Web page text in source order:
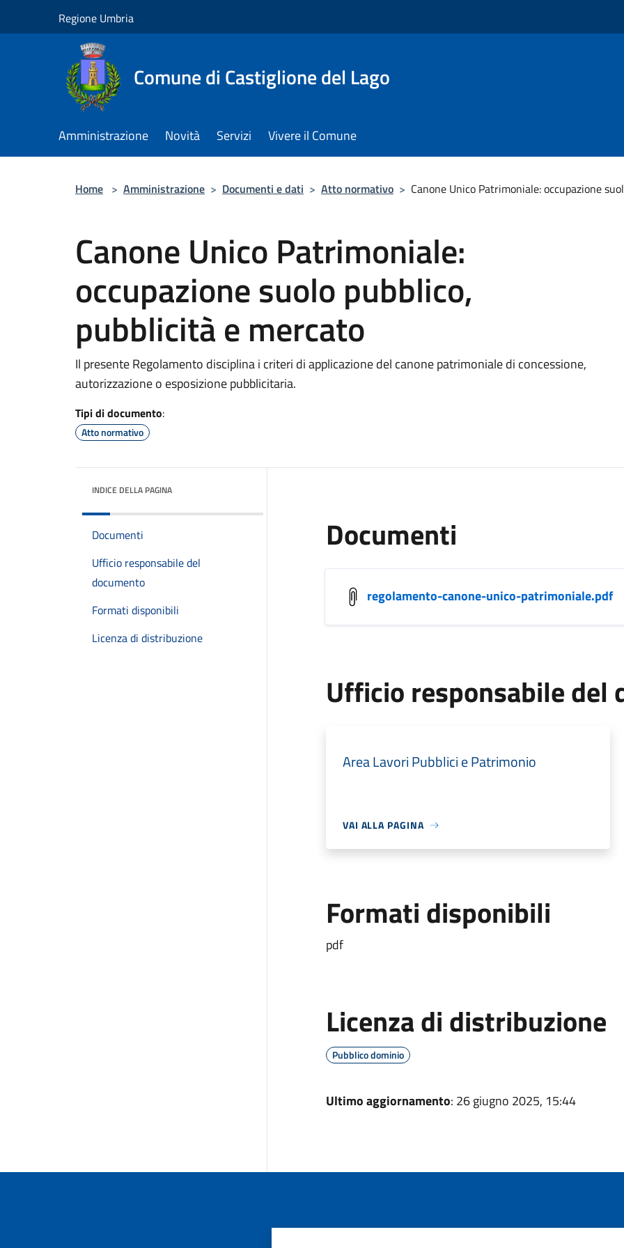
Regione Umbria
Comune di Castiglione del Lago
Amministrazione Novità Servizi Vivere il Comune
Home > Amministrazione > Documenti e dati > Atto normativo > Canone Unico Patrimoniale: occupazione
Canone Unico Patrimoniale:
occupazione suolo pubblico,
pubblicità e mercato
Il presente Regolamento disciplina i criteri di applicazione del canone patrimoniale di concessione,
autorizzazione o esposizione pubblicitaria.
Tipi di documento:
Atto normativo
INDICE DELLA PAGINA
Documenti
Ufficio responsabile del
documento
Formati disponibili
Licenza di distribuzione
Documenti
regolamento-canone-unico-patrimoniale.pdf
Ufficio responsabile del
Area Lavori Pubblici e Patrimonio
VAI ALLA PAGINA
Formati disponibili
pdf
Licenza di distribuzione
Pubblico dominio
Ultimo aggiornamento: 26 giugno 2025, 15:44